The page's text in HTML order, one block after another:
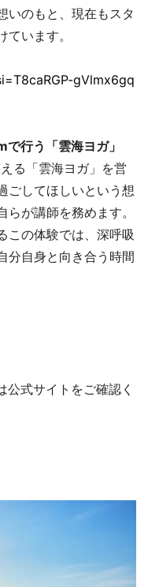
いのもと、現在もスタ
います。
gVlmx6gq
行う「雲海ヨガ」
る「雲海ヨガ」を営
ごしてほしいという想
が講師を務めます。
この体験では、深呼吸
分自身と向き合う時間
式サイトをご確認く